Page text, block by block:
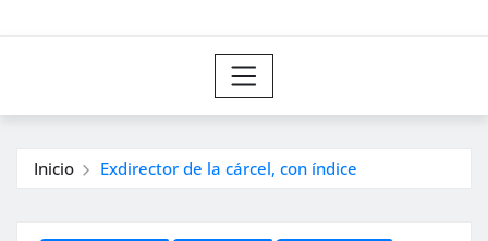
Inicio Exdirector de la cárcel, con índice